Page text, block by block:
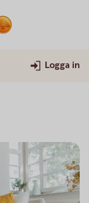
Logga in